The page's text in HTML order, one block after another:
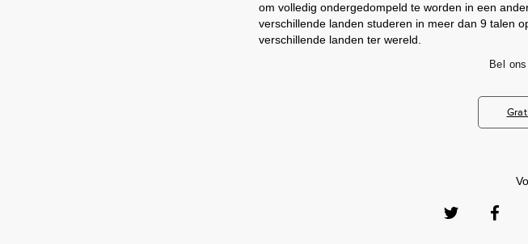
om volledig ondergedompeld te worden in een
verschillende landen studeren in meer dan 9 talen
verschillende landen ter wereld.
Bel ons